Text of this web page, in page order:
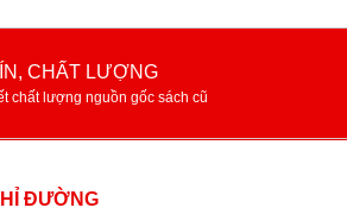
CHẤT LƯỢNG
chất lượng nguồn gốc sách cũ
ĐƯỜNG